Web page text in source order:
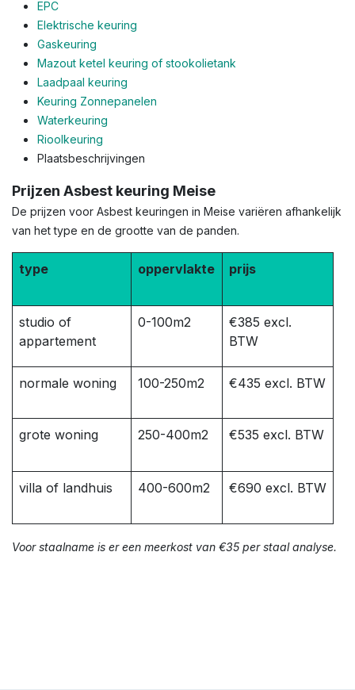
EPC
Elektrische keuring
Gaskeuring
Mazout ketel keuring of stookolietank
Laadpaal keuring
Keuring Zonnepanelen
Waterkeuring
Rioolkeuring
Plaatsbeschrijvingen
Prijzen Asbest keuring Meise
De prijzen voor Asbest keuringen in Meise variëren afhankelijk
van het type en de grootte van de panden.
type oppervlakte prijs
studio of
appartement
0-100m2
€385 excl.
BTW
normale woning 100-250m2 €435 excl. BTW
grote woning 250-400m2 €535 excl. BTW
villa of landhuis 400-600m2 €690 excl. BTW
Voor staalname is er een meerkost van €35 per staal analyse.